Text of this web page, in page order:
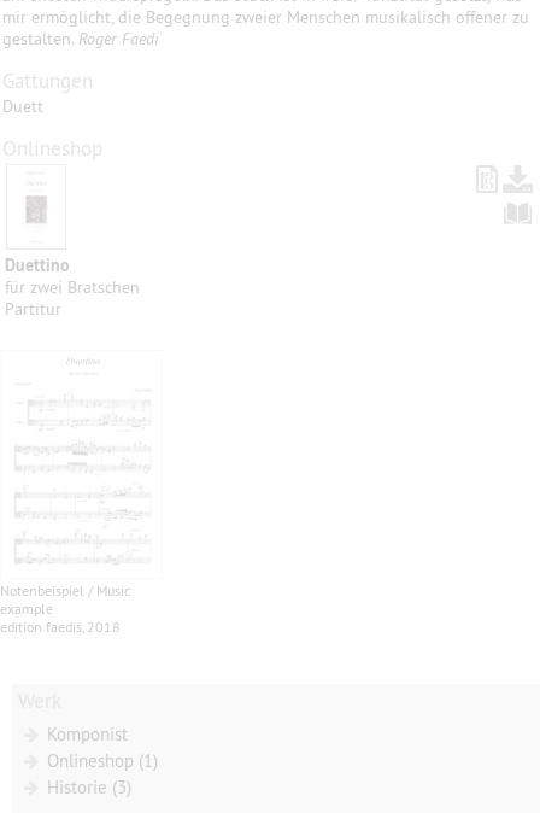
mir ermöglicht, die Begegnung zweier Menschen musikalisch offener zu
gestalten. Roger Faedi
Gattungen
Duett
Onlineshop
Duettino
für zwei Bratschen
Partitur
Notenbeispiel / Music
example
edition faedis, 2018
Komponist
Onlineshop (1)
Historie (3)